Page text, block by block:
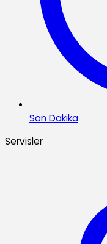
Son Dakika
Servisler